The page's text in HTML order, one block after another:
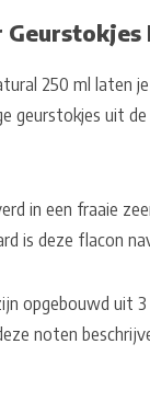
250 ml laten
geurstokjes uit
in een fraaie
is deze flacon
opgebouwd uit
noten